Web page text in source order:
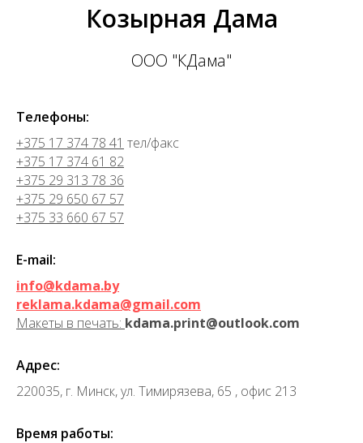
Козырная Дама
ООО "КДама"
Телефоны:
+375 17 374 78 41 тел/факс
+375 17 374 61 82
+375 29 313 78 36
+375 29 650 67 57
+375 33 660 67 57
E-mail:
info@kdama.by
reklama.kdama@gmail.com
Макеты в печать: kdama.print@outlook.com
Адрес:
220035, г. Минск, ул. Тимирязева, 65 , офис 213
Время работы: